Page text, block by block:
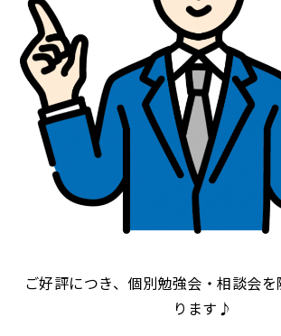
ご好評につき、個別勉強会・相談会
ります♪